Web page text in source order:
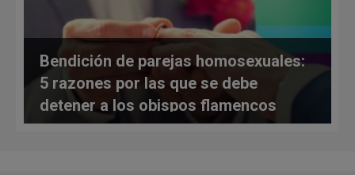
Bendición de parejas homosexuales:
5 razones por las que se debe
detener a los obispos flamencos